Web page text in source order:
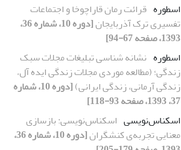
اسطوره قرائت رمان قاراچوخا و اجتماعات
تفسیری ترک آذربایجان
[دوره 10، شماره 36،
1393، صفحه 67-94]
اسطوره نشانه شناسی تبلیغات مجلات سبک
زندگی؛ (مطالعه موردی مجلات زندگی ایده آل،
زندگی آرمانی، زندگی ایرانی)
[دوره 10، شماره
37، 1393، صفحه 93-118]
اسکناس‌نویسی اسکناس‌نویسی: بازسازی
معنایی تجربه‌ی کنشگران
[دوره 10، شماره 36،